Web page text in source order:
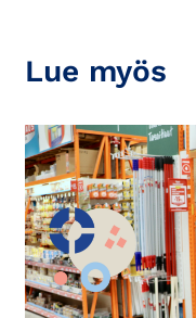
Lue myös